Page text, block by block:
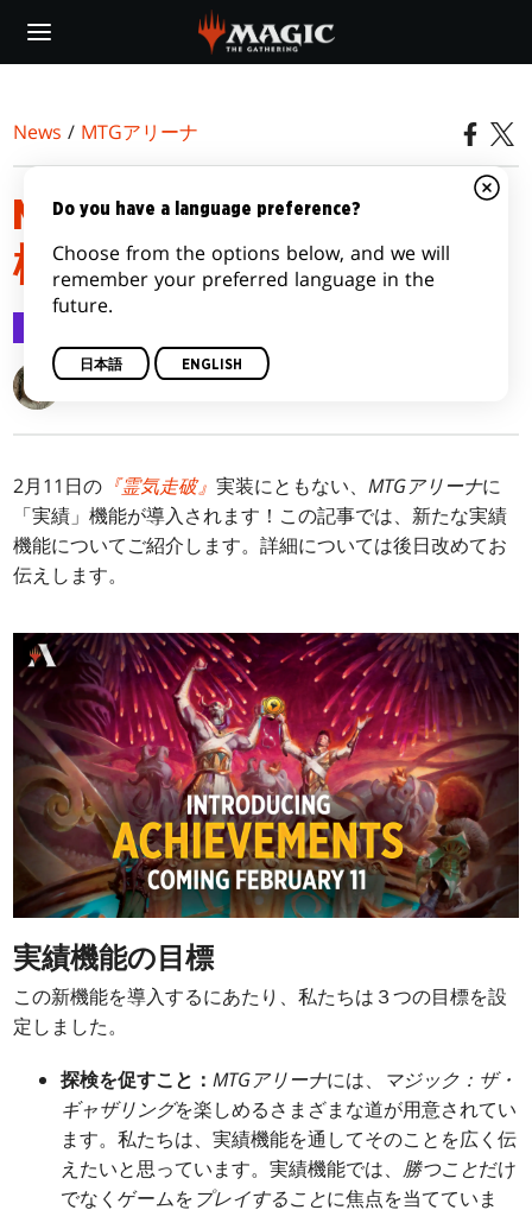
main
News / MTGアリーナ
MTGアリーナ：「実績」
機能導入のお知らせ
Grant Reid
2月11日の 『霊気走破』実装にともない、MTGアリーナに
「実績」機能が導入されます！この記事では、新たな実績
機能についてご紹介します。詳細については後日改めてお
伝えします。
実績機能の目標
この新機能を導入するにあたり、私たちは３つの目標を設
定しました。
探検を促すこと：MTGアリーナには、
マジック：ザ・
ギャザリングを楽しめるさまざまな道が用意されてい
ます。私たちは、実績機能を通してそのことを広く伝
えたいと思っています。実績機能では、 勝つことだけ
でなくゲームをプレイすることに焦点を当てていま
Do you have a language preference?
Choose from the options below, and we will
remember your preferred language in the
future.
日本語 ENGLISH